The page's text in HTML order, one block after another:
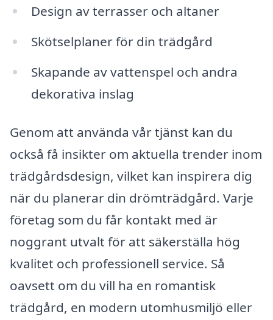
Design av terrasser och altaner
Skötselplaner för din trädgård
Skapande av vattenspel och andra
dekorativa inslag
Genom att använda vår tjänst kan du
också få insikter om aktuella trender inom
trädgårdsdesign, vilket kan inspirera dig
när du planerar din drömträdgård. Varje
företag som du får kontakt med är
noggrant utvalt för att säkerställa hög
kvalitet och professionell service. Så
oavsett om du vill ha en romantisk
trädgård, en modern utomhusmiljö eller